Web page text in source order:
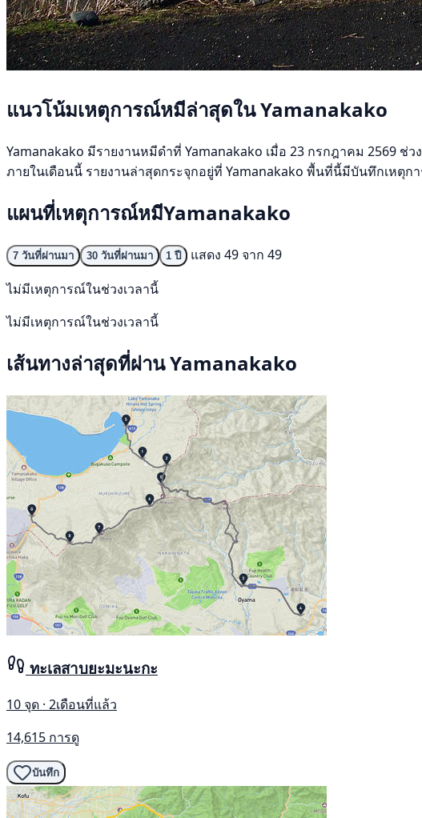
แนวโน้มเหตุการณ์หมีล่าสุดใน Yamanakako
Yamanakako มีรายงานหมีดำที่ Yamanakako เมื่อ 23 กรกฎาคม 2569
ภายในเดือนนี้ รายงานล่าสุดกระจุกอยู่ที่ Yamanakako พื้นที่นี้มีบันทึกเหตุ
แผนที่เหตุการณ์หมีYamanakako
7 วันที่ผ่านมา 30 วันที่ผ่านมา 1 ปี
แสดง 49 จาก 49
ไม่มีเหตุการณ์ในช่วงเวลานี้
ไม่มีเหตุการณ์ในช่วงเวลานี้
เส้นทางล่าสุดที่ผ่าน Yamanakako
ทะเลสาบยะมะนะกะ
10 จุด · 2เดือนที่แล้ว
14,615 การดู
บันทึก